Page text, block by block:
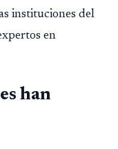
instituciones del
en
han